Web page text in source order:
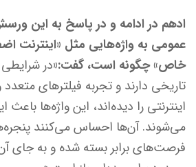
ادهم در ادامه و در پاسخ به این
عمومی به واژه‌هایی مثل «اینترنت
خاص» چگونه است، گفت:«در
تاریخی دارند و تجربه فیلترهای
اینترنتی را دیده‌اند، این واژه‌ها
می‌شوند. آن‌ها احساس می‌کنند
فرصت‌های برابر بسته شده و به جای